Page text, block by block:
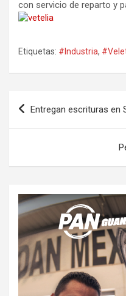
con servicio de reparto y
Etiquetas: #Industria,
Navegación
Entregan escrituras en